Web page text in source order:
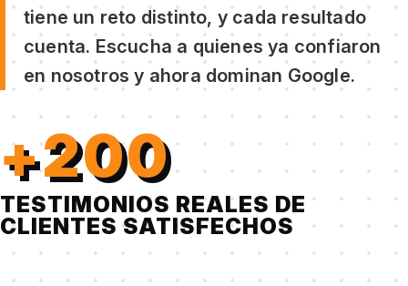
tiene un reto distinto, y cada resultado
cuenta. Escucha a quienes ya confiaron
en nosotros y ahora dominan Google.
+200
TESTIMONIOS REALES DE
CLIENTES SATISFECHOS